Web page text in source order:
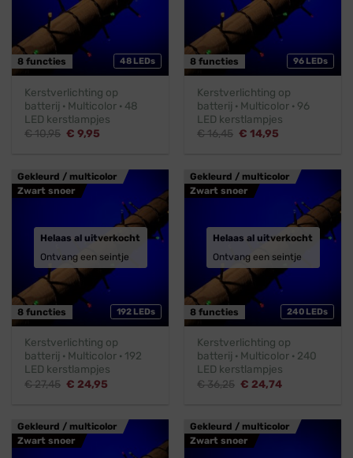
48 LEDs
8 functies
Kerstverlichting op
batterij · Multicolor · 48
LED kerstlampjes
€10,95 Oorspronkelijke
€ 9,95
96 LEDs
8 functies
Kerstverlichting op
batterij · Multicolor · 96
LED kerstlampjes
€16,45 Oorspronkelijke
€ 14,95
192 LEDs
Gekleurd / multicolor
Zwart snoer
8 functies
Helaas al uitverkocht
Ontvang een seintje
Kerstverlichting op
batterij · Multicolor · 192
LED kerstlampjes
€27,45 Oorspronkelijke
€ 24,95
240 LEDs
Gekleurd / multicolor
Zwart snoer
8 functies
Helaas al uitverkocht
Ontvang een seintje
Kerstverlichting op
batterij · Multicolor · 240
LED kerstlampjes
€36,25 Oorspronkelijke
€ 24,74Huidige
Gekleurd / multicolor
Zwart snoer
Gekleurd / multicolor
Zwart snoer